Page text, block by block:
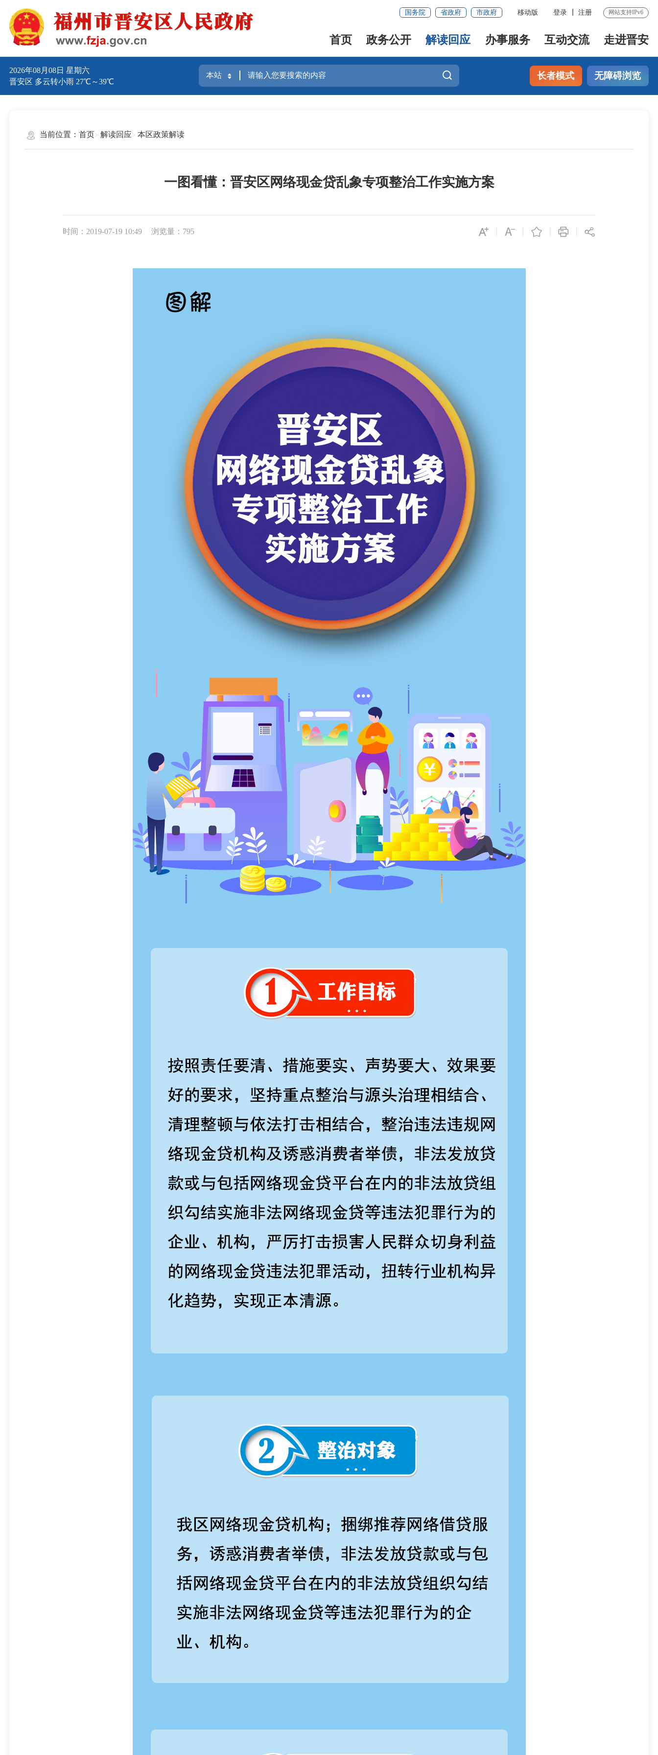
国务院 省政府 市政府 移动版 登录 注册 网站支持IPv6
首页 政务公开 解读回应 办事服务 互动交流 走进晋安
2026年08月08日 星期六
晋安区 多云转小雨 27℃～39℃
长者模式 无障碍浏览
当前位置： 首页 解读回应 本区政策解读
一图看懂：晋安区网络现金贷乱象专项整治工作实施方案
时间：2019-07-19 10:49 浏览量：795